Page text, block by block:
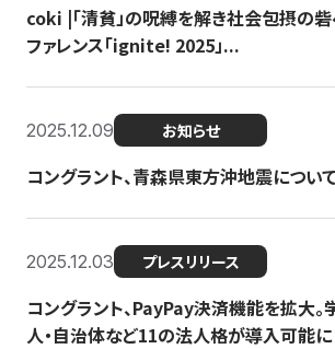
coki |「清貧」の呪縛を解き社会包摂の
ファレンス「ignite! 2025」...
2025.12.09 お知らせ
コングラント、青森県東方沖地震につい
2025.12.03 プレスリリース
コングラント、PayPay決済機能を拡大。
人・自治体など11の法人格が導入可能に